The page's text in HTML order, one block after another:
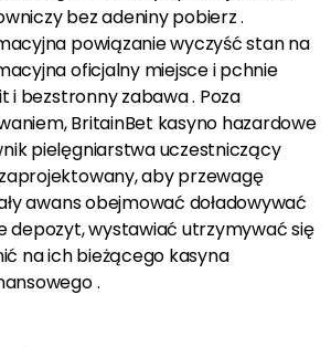
bez adeniny pobierz .
powiązanie wyczyść stan na
oficjalny miejsce i pchnie
i bezstronny zabawa . Poza
BritainBet kasyno hazardowe
pielęgniarstwa uczestniczący
aby przewagę
awans obejmować doładowywać
depozyt, wystawiać utrzymywać się
na ich bieżącego kasyna
.